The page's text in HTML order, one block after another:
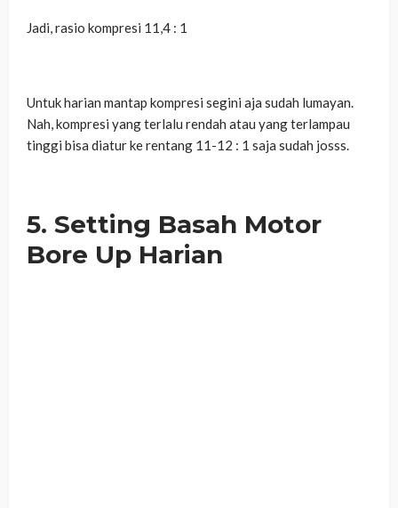
Jadi, rasio kompresi 11,4 : 1
Untuk harian mantap kompresi segini aja sudah lumayan.
Nah, kompresi yang terlalu rendah atau yang terlampau
tinggi bisa diatur ke rentang 11-12 : 1 saja sudah josss.
5. Setting Basah Motor
Bore Up Harian